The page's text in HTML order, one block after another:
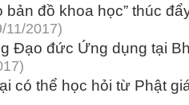
bản đồ khoa học” thúc
11/2017)
Đạo đức Ứng dụng tại
có thể học hỏi từ Phật